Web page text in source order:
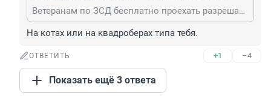
Ветеранам по ЗСД бесплатно проехать разрешат! Дважды!
На котах или на квадроберах типа тебя.
ОТВЕТИТЬ +1 –4
Показать ещё 3 ответа